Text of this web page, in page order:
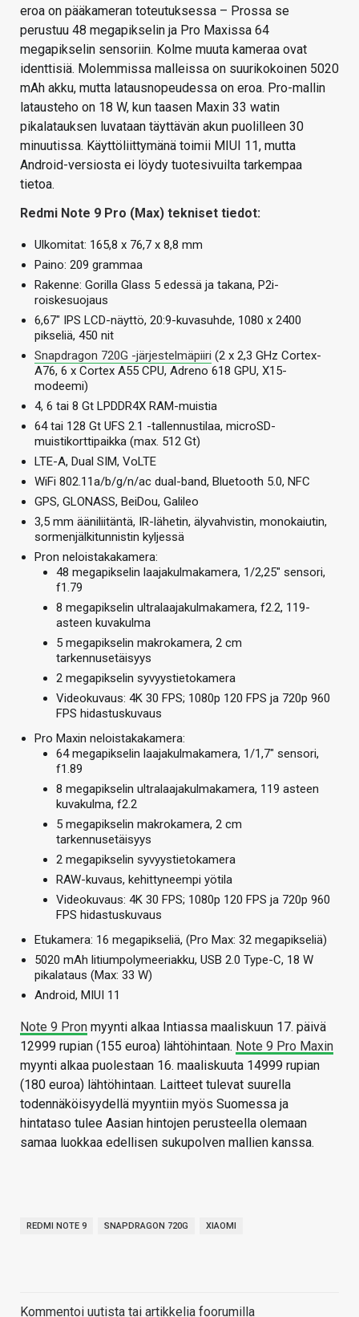
eroa on pääkameran toteutuksessa – Prossa se
perustuu 48 megapikselin ja Pro Maxissa 64
megapikselin sensoriin. Kolme muuta kameraa ovat
identtisiä. Molemmissa malleissa on suurikokoinen 5020
mAh akku, mutta latausnopeudessa on eroa. Pro-mallin
latausteho on 18 W, kun taasen Maxin 33 watin
pikalatauksen luvataan täyttävän akun puolilleen 30
minuutissa. Käyttöliittymänä toimii MIUI 11, mutta
Android-versiosta ei löydy tuotesivuilta tarkempaa
tietoa.
Redmi Note 9 Pro (Max) tekniset tiedot:
Ulkomitat: 165,8 x 76,7 x 8,8 mm
Paino: 209 grammaa
Rakenne: Gorilla Glass 5 edessä ja takana, P2i-
roiskesuojaus
6,67″ IPS LCD-näyttö, 20:9-kuvasuhde, 1080 x 2400
pikseliä, 450 nit
Snapdragon 720G -järjestelmäpiiri (2 x 2,3 GHz Cortex-
A76, 6 x Cortex A55 CPU, Adreno 618 GPU, X15-
modeemi)
4, 6 tai 8 Gt LPDDR4X RAM-muistia
64 tai 128 Gt UFS 2.1 -tallennustilaa, microSD-
muistikorttipaikka (max. 512 Gt)
LTE-A, Dual SIM, VoLTE
WiFi 802.11a/b/g/n/ac dual-band, Bluetooth 5.0, NFC
GPS, GLONASS, BeiDou, Galileo
3,5 mm ääniliitäntä, IR-lähetin, älyvahvistin, monokaiutin,
sormenjälkitunnistin kyljessä
Pron neloistakakamera:
48 megapikselin laajakulmakamera, 1/2,25″ sensori,
f1.79
8 megapikselin ultralaajakulmakamera, f2.2, 119-
asteen kuvakulma
5 megapikselin makrokamera, 2 cm
tarkennusetäisyys
2 megapikselin syvyystietokamera
Videokuvaus: 4K 30 FPS; 1080p 120 FPS ja 720p 960
FPS hidastuskuvaus
Pro Maxin neloistakakamera:
64 megapikselin laajakulmakamera, 1/1,7″ sensori,
f1.89
8 megapikselin ultralaajakulmakamera, 119 asteen
kuvakulma, f2.2
5 megapikselin makrokamera, 2 cm
tarkennusetäisyys
2 megapikselin syvyystietokamera
RAW-kuvaus, kehittyneempi yötila
Videokuvaus: 4K 30 FPS; 1080p 120 FPS ja 720p 960
FPS hidastuskuvaus
Etukamera: 16 megapikseliä, (Pro Max: 32 megapikseliä)
5020 mAh litiumpolymeeriakku, USB 2.0 Type-C, 18 W
pikalataus (Max: 33 W)
Android, MIUI 11
Note 9 Pron myynti alkaa Intiassa maaliskuun 17. päivä
12999 rupian (155 euroa) lähtöhintaan. Note 9 Pro Maxin
myynti alkaa puolestaan 16. maaliskuuta 14999 rupian
(180 euroa) lähtöhintaan. Laitteet tulevat suurella
todennäköisyydellä myyntiin myös Suomessa ja
hintataso tulee Aasian hintojen perusteella olemaan
samaa luokkaa edellisen sukupolven mallien kanssa.
REDMI NOTE 9 SNAPDRAGON 720G XIAOMI
Kommentoi uutista tai artikkelia foorumilla